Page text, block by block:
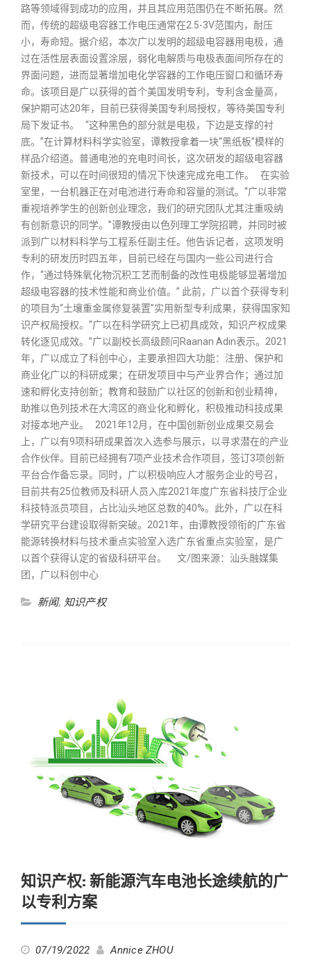
路等领域得到成功的应用，并且其应用范围仍在不断拓展。然
而，传统的超级电容器工作电压通常在2.5-3V范围内，耐压
小，寿命短。据介绍，本次广以发明的超级电容器用电极，通
过在活性层表面设置涂层，弱化电解质与电极表面间所存在的
界面问题，进而显著增加电化学容器的工作电压窗口和循环寿
命。该项目是广以获得的首个美国发明专利，专利含金量高，
保护期可达20年，目前已获得美国专利局授权，等待美国专利
局下发证书。 “这种黑色的部分就是电极，下边是支撑的衬
底。”在计算材料科学实验室，谭教授拿着一块“黑纸板”模样的
样品介绍道。普通电池的充电时间长，这次研发的超级电容器
新技术，可以在时间很短的情况下快速完成充电工作。 在实验
室里，一台机器正在对电池进行寿命和容量的测试。“广以非常
重视培养学生的创新创业理念，我们的研究团队尤其注重吸纳
有创新意识的同学。”谭教授由以色列理工学院招聘，并同时被
派到广以材料科学与工程系任副主任。他告诉记者，这项发明
专利的研发历时四五年，目前已经在与国内一些公司进行合
作，“通过特殊氧化物沉积工艺而制备的改性电极能够显著增加
超级电容器的技术性能和商业价值。” 此前，广以首个获得专利
的项目为“土壤重金属修复装置”实用新型专利成果，获得国家知
识产权局授权。“广以在科学研究上已初具成效，知识产权成果
转化逐见成效。”广以副校长高级顾问Raanan Adin表示。2021
年，广以成立了科创中心，主要承担四大功能：注册、保护和
商业化广以的科研成果；在研发项目中与产业界合作；通过加
速和孵化支持创新；教育和鼓励广以社区的创新和创业精神，
助推以色列技术在大湾区的商业化和孵化，积极推动科技成果
对接本地产业。 2021年12月，在中国创新创业成果交易会
上，广以有9项科研成果首次入选参与展示，以寻求潜在的产业
合作伙伴。目前已经拥有7项产业技术合作项目，签订3项创新
平台合作备忘录。同时，广以积极响应人才服务企业的号召，
目前共有25位教师及科研人员入库2021年度广东省科技厅企业
科技特派员项目，占比汕头地区总数的40%。此外，广以在科
学研究平台建设取得新突破。2021年，由谭教授领衔的广东省
能源转换材料与技术重点实验室入选广东省重点实验室，是广
以首个获得认定的省级科研平台。 文/图来源：汕头融媒集
团，广以科创中心
新闻, 知识产权
知识产权: 新能源汽车电池长途续航的广
以专利方案
07/19/2022 Annice ZHOU